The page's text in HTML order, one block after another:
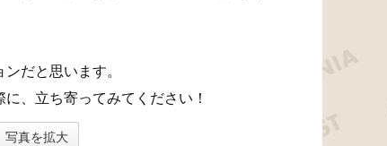
だと思います。
、立ち寄ってみてください！
写真を拡大